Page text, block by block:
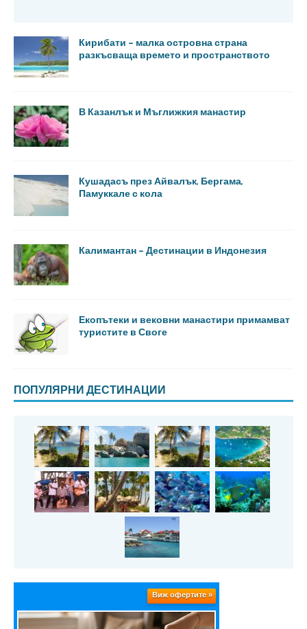
Кирибати – малка островна страна
разкъсваща времето и пространството
В Казанлък и Мъглижкия манастир
Кушадасъ през Айвалък, Бергама,
Памуккале с кола
Калимантан – Дестинации в Индонезия
Екопътеки и вековни манастири примамват
туристите в Своге
ПОПУЛЯРНИ ДЕСТИНАЦИИ